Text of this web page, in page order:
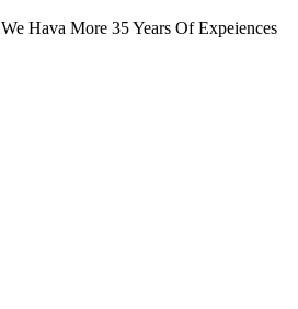
We Hava More 35 Years Of Expeiences